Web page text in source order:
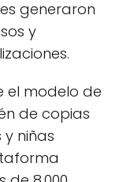
generaron
y
el modelo de
de copias
y niñas